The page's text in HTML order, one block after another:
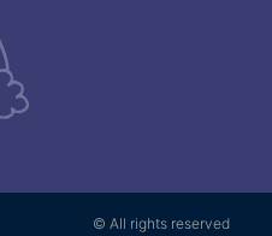
© All rights reserved